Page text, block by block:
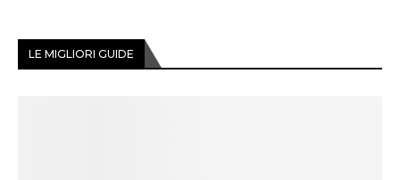
LE MIGLIORI GUIDE